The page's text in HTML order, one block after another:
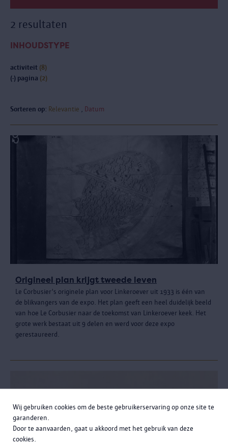
Wij gebruiken cookies om de beste gebruikerservaring op onze site te
garanderen.
Door te aanvaarden, gaat u akkoord met het gebruik van deze
cookies.
2 resultaten
INHOUDSTYPE
activiteit (8)
(-) pagina (2)
Sorteren op: Relevantie Datum
Origineel plan krijgt tweede leven
Le Corbusier's originele plan voor Linkeroever uit 1933 is één van
de blikvangers van de expo. Het plan geeft een heel duidelijk beeld
van hoe Le Corbusier naar de toekomst van Linkeroever keek. Het
grote werk bestaat uit 9 delen en werd voor deze expo
gerestaureerd.